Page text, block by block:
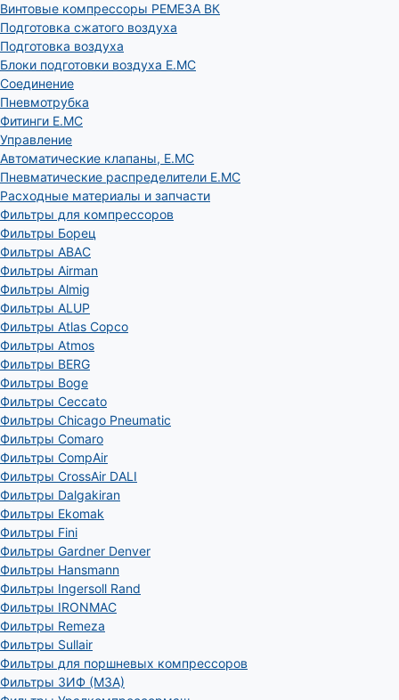
Винтовые компрессоры РЕМЕЗА ВК
Подготовка сжатого воздуха
Подготовка воздуха
Блоки подготовки воздуха E.MC
Соединение
Пневмотрубка
Фитинги E.MC
Управление
Автоматические клапаны, Е.МС
Пневматические распределители E.MC
Расходные материалы и запчасти
Фильтры для компрессоров
Фильтры Борец
Фильтры ABAC
Фильтры Airman
Фильтры Almig
Фильтры ALUP
Фильтры Atlas Copco
Фильтры Atmos
Фильтры BERG
Фильтры Boge
Фильтры Ceccato
Фильтры Chicago Pneumatic
Фильтры Comaro
Фильтры CompAir
Фильтры CrossAir DALI
Фильтры Dalgakiran
Фильтры Ekomak
Фильтры Fini
Фильтры Gardner Denver
Фильтры Hansmann
Фильтры Ingersoll Rand
Фильтры IRONMAC
Фильтры Remeza
Фильтры Sullair
Фильтры для поршневых компрессоров
Фильтры ЗИФ (МЗА)